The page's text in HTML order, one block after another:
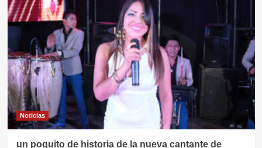
EN
COLISEO
PUNO
Noticias
un poquito de historia de la nueva cantante de